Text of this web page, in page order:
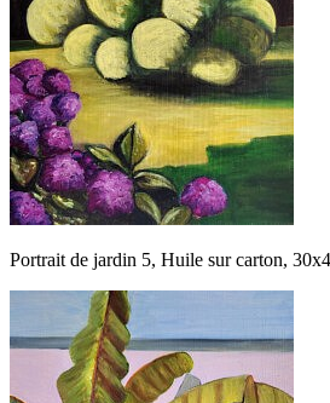
Portrait de jardin 5, Huile sur carton,